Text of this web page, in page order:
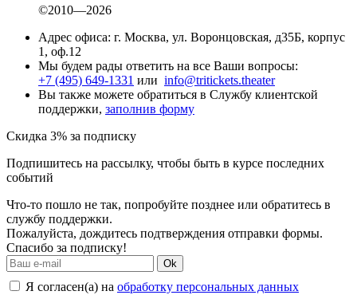
©2010—2026
Адрес офиса: г. Москва, ул. Воронцовская, д35Б, корпус
1, оф.12
Мы будем рады ответить на все Ваши вопросы:
+7 (495) 649-1331 или info@tritickets.theater
Вы также можете обратиться в Службу клиентской
поддержки, заполнив форму
Скидка 3% за подписку
Подпишитесь на рассылку, чтобы быть в курсе последних
событий
Что-то пошло не так, попробуйте позднее или обратитесь в
службу поддержки.
Пожалуйста, дождитесь подтверждения отправки формы.
Спасибо за подписку!
Ok
Я согласен(а) на обработку персональных данных